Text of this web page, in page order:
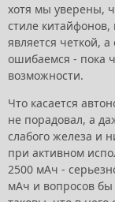
хотя мы уверены,
стиле китайфонов,
является четкой,
ошибаемся - пока
возможности.
Что касается
не порадовал, а
слабого железа и
при активном
2500 мАч -
мАч и вопросов бы